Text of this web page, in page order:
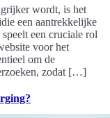
wordt, is het
een aantrekkelijke
een cruciale rol
voor het
om de
zodat […]